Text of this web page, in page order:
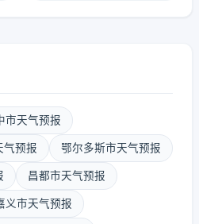
市天气预报
气预报 鄂尔多斯市天气预报
昌都市天气预报
义市天气预报